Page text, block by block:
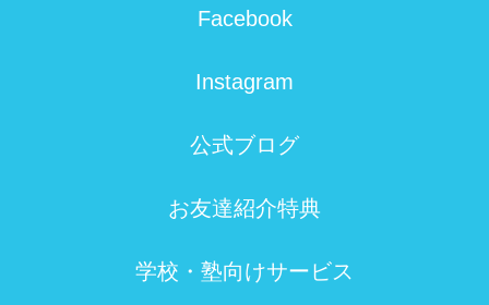
Facebook
Instagram
公式ブログ
お友達紹介特典
学校・塾向けサービス